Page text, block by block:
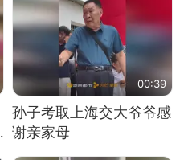
00:39
孙子考取上海交大爷爷感
谢亲家母